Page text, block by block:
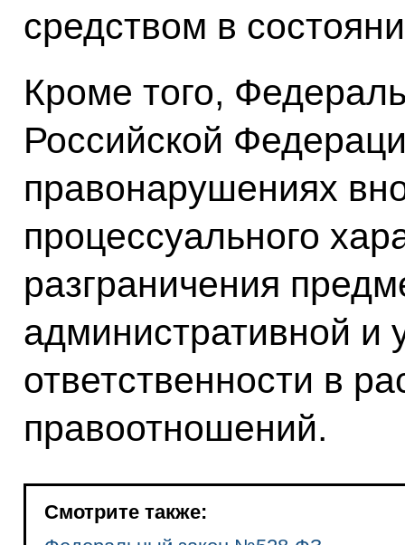
средством в
Кроме того,
Российской
правонарушениях
процессуального
разграничения
административной и
ответственности в
правоотношений.
Смотрите также: